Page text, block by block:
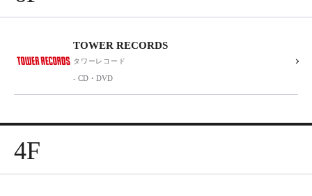
TOWER RECORDS
タワーレコード
- CD・DVD
4F